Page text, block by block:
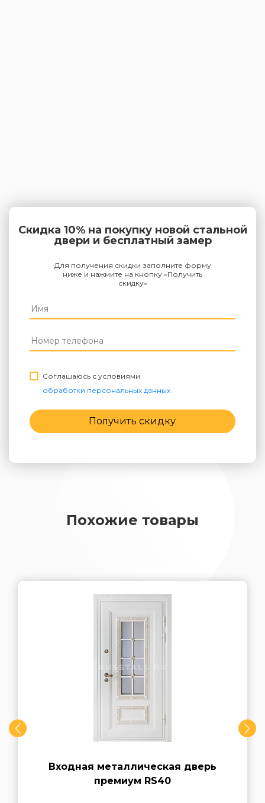
Скидка 10% на покупку новой стальной
двери и бесплатный замер
Для получения скидки заполните форму
ниже и нажмите на кнопку «Получить
скидку»
Соглашаюсь с условиями
обработки персональных данных
Получить скидку
Похожие товары
Входная металлическая дверь
премиум RS40